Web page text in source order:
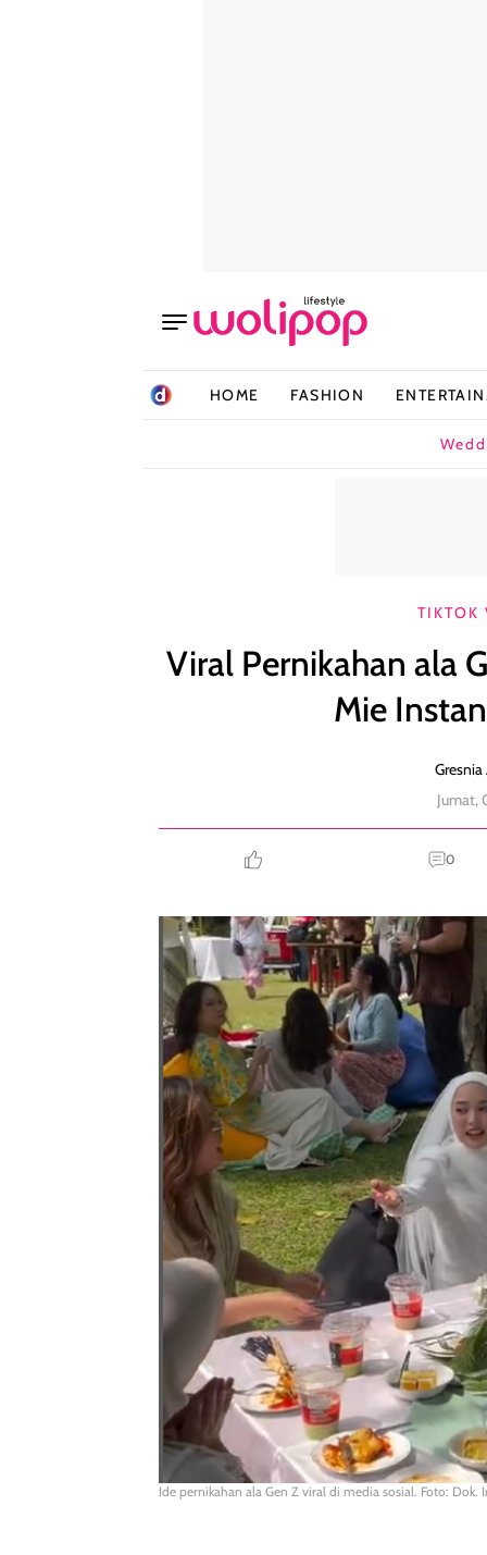
HOME FASHION
TIKTOK
Viral Pernikahan ala
Mie
Jumat,
0
Ide pernikahan ala Gen Z viral di media sosial. Foto: Dok.